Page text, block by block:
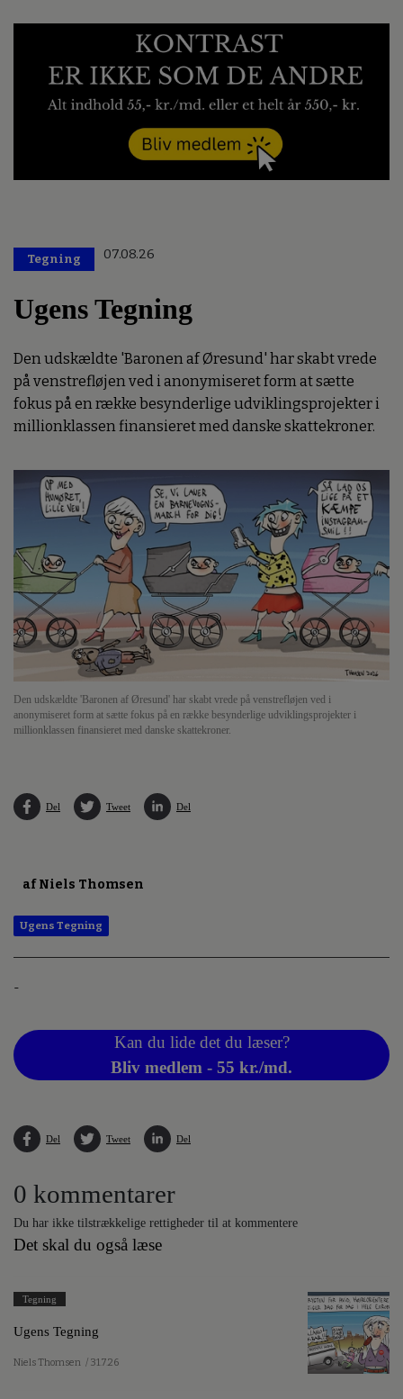
Tegning 07.08.26
Ugens Tegning
Den udskældte 'Baronen af Øresund' har skabt vrede
på venstrefløjen ved i anonymiseret form at sætte
fokus på en række besynderlige udviklingsprojekter i
millionklassen finansieret med danske skattekroner.
Den udskældte 'Baronen af Øresund' har skabt vrede på venstrefløjen ved i
anonymiseret form at sætte fokus på en række besynderlige udviklingsprojekter i
millionklassen finansieret med danske skattekroner.
Del Tweet Del
af Niels Thomsen
Ugens Tegning
-
Kan du lide det du læser?
Bliv medlem - 55 kr./md.
Del Tweet Del
0 kommentarer
Du har ikke tilstrækkelige rettigheder til at kommentere
Det skal du også læse
Tegning
Ugens Tegning
Niels Thomsen / 31.7.26